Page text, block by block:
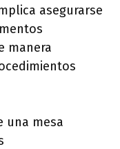
asegurarse
manera
una mesa